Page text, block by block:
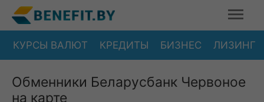
КУРСЫ ВАЛЮТ КРЕДИТЫ БИЗНЕС ЛИЗИНГ
Обменники Беларусбанк Червоное
на карте